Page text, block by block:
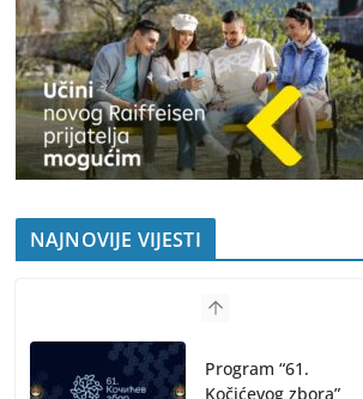
NAJNOVIJE VIJESTI
Program “61.
Kočićevog zbora”